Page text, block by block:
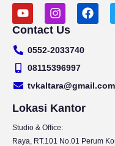
Y
o
u
u
b
I
n
s
a
g
a
m
F
a
k
Contact Us
0552-2033740
08115396997
tvkaltara@gmail.com
Lokasi Kantor
Studio &
Raya, RT.101 No.01 Perum